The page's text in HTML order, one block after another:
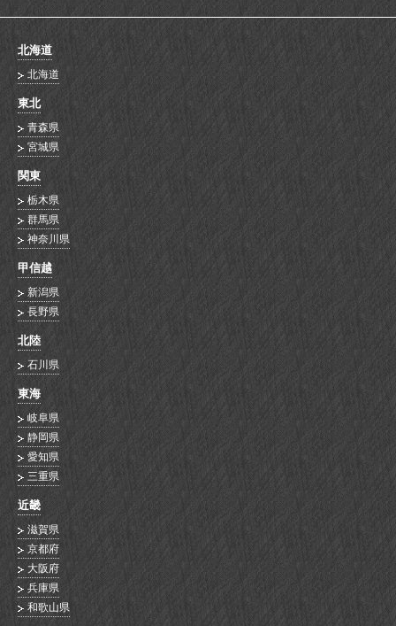
北海道
北海道
東北
青森県
宮城県
関東
栃木県
群馬県
神奈川県
甲信越
新潟県
長野県
北陸
石川県
東海
岐阜県
静岡県
愛知県
三重県
近畿
滋賀県
京都府
大阪府
兵庫県
和歌山県